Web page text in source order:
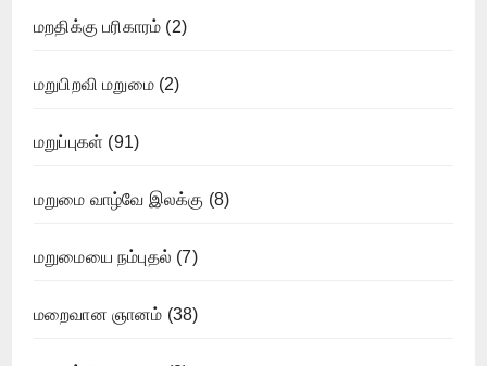
மறதிக்கு பரிகாரம் (2)
மறுபிறவி மறுமை(2)
மறுப்புகள் (91)
மறுமை வாழ்வே இலக்கு (8)
மறுமையை நம்புதல் (7)
மறைவான ஞானம் (38)